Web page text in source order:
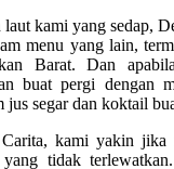
laut kami yang sedap,
menu yang lain,
Barat. Dan
buat pergi dengan
jus segar dan koktail
kami yakin jika
yang tidak